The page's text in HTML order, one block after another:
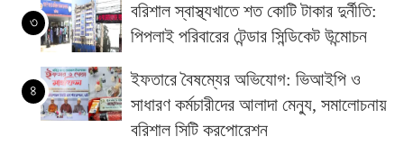
৩
বরিশাল স্বাস্থ্যখাতে শত কোটি টাকার দুর্নীতি:
পিপলাই পরিবারের টেন্ডার সিন্ডিকেট উন্মোচন
৪
ইফতারে বৈষম্যের অভিযোগ: ভিআইপি ও
সাধারণ কর্মচারীদের আলাদা মেন্যু, সমালোচনায়
বরিশাল সিটি করপোরেশন